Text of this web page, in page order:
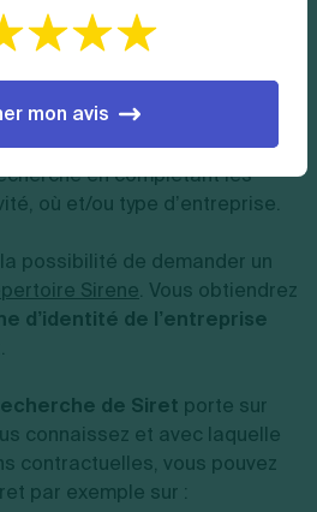
consulter le site internet
officiel du tribunal de
alors trouver le numéro Siret
au moins sa
dire son nom officiel. Vous
en complétant les
où et/ou type d’entreprise.
possibilité de demander un
Sirene. Vous obtiendrez
d’identité de l’entreprise
de Siret porte sur
connaissez et avec laquelle
contractuelles, vous pouvez
par exemple sur :
mon avis